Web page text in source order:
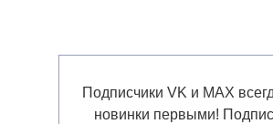
Подписчики VK и MAX
новинки первыми!